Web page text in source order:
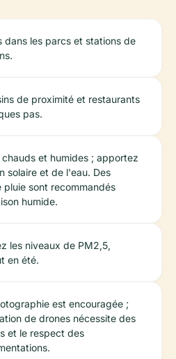
dans les parcs et stations de
de proximité et restaurants
pas.
chauds et humides ; apportez
solaire et de l'eau. Des
pluie sont recommandés
humide.
les niveaux de PM2,5,
en été.
est encouragée ;
de drones nécessite des
et le respect des